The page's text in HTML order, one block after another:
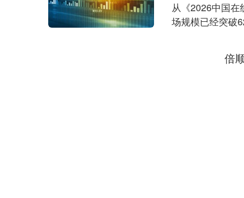
从《2026中国
场规模已经突破
倍